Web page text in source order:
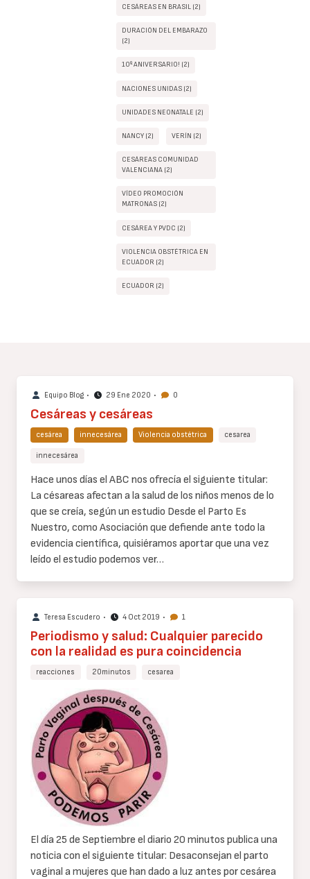
CESÁREAS EN BRASIL (2)
DURACIÓN DEL EMBARAZO
(2)
10º ANIVERSARIO! (2)
NACIONES UNIDAS (2)
UNIDADES NEONATALE (2)
NANCY (2) VERÍN (2)
CESÁREAS COMUNIDAD
VALENCIANA (2)
VÍDEO PROMOCIÓN
MATRONAS (2)
CESÁREA Y PVDC (2)
VIOLENCIA OBSTÉTRICA EN
ECUADOR (2)
ECUADOR (2)
Equipo Blog • 29 Ene 2020 • 0
Cesáreas y cesáreas
cesárea innecesárea Violencia obstétrica cesarea
innecesárea
Cuerpo
de
texto
Hace unos días el ABC nos ofrecía el siguiente titular:
La césareas afectan a la salud de los niños menos de lo
que se creía, según un estudio Desde el Parto Es
Nuestro, como Asociación que defiende ante todo la
evidencia científica, quisiéramos aportar que una vez
leído el estudio podemos ver…
Teresa Escudero • 4 Oct 2019 • 1
Periodismo y salud: Cualquier parecido
con la realidad es pura coincidencia
reacciones 20minutos cesarea
texto
El día 25 de Septiembre el diario 20 minutos publica una
noticia con el siguiente titular: Desaconsejan el parto
vaginal a mujeres que han dado a luz antes por cesárea